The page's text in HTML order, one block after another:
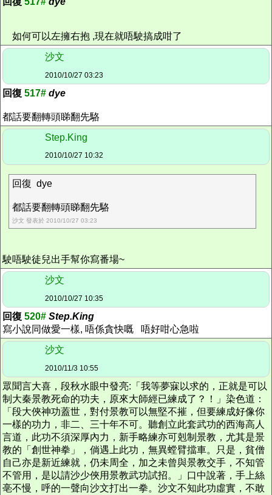
如何可以左擁右抱 ,現在就唔駛搞成咁了
沙文
2010/10/27 03:23
回復 517# dye
都話要翻轉頭睇翻先駱
Step.King
2010/10/27 10:32
回復 dye
都話要翻轉頭睇翻先駱
沙文 發表於 2010/10/27 03:23
駛唔駛徒兒出手幫你寫番場~
沙文
2010/10/27 10:35
回復 520# Step.King
寫小說同做愛一樣, 唔係貪快嘅 唔好咁心急啦
沙文
2010/11/3 10:55
眾聞言大喜，段秋水眼中發亮:「我等夢寐以求的，正就是可以
制大秦景教死命的功夫，原來大師經已練成了？！」染色道：
「段大俠神功蓋世，對付景教可以無堅不摧，但要練成好像你
一樣的功力，非二、三十年不可。聽創立此套武功的西海高人
言道，此功不須深厚內力，新手略練亦可剋制景教，尤其是景
教的「創世神拳」，倘遇上此功，無異螳臂擋車。只是，貧僧
自己亦是新近練就，仍未周全，加之未曾與景教交手，不知管
不管用，是以請沙少俠用景教武功試招。」口中說著，手上絲
亳不慢，呼的一聲向沙文打出一拳。沙文不知此功虛實，不敢